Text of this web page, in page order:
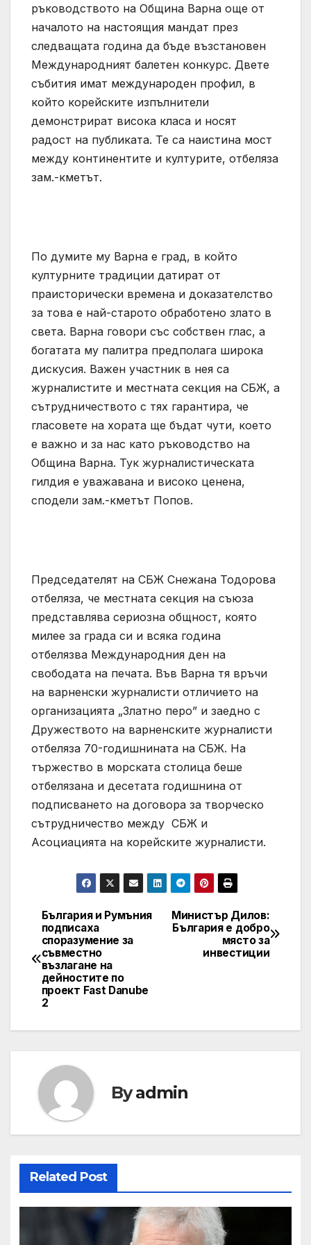
ръководството на Община Варна още от
началото на настоящия мандат през
следващата година да бъде възстановен
Международният балетен конкурс. Двете
събития имат международен профил, в
който корейските изпълнители
демонстрират висока класа и носят
радост на публиката. Те са наистина мост
между континентите и културите, отбеляза
зам.-кметът.
По думите му Варна е град, в който
културните традиции датират от
праисторически времена и доказателство
за това е най-старото обработено злато в
света. Варна говори със собствен глас, а
богатата му палитра предполага широка
дискусия. Важен участник в нея са
журналистите и местната секция на СБЖ, а
сътрудничеството с тях гарантира, че
гласовете на хората ще бъдат чути, което
е важно и за нас като ръководство на
Община Варна. Тук журналистическата
гилдия е уважавана и високо ценена,
сподели зам.-кметът Попов.
Председателят на СБЖ Снежана Тодорова
отбеляза, че местната секция на съюза
представлява сериозна общност, която
милее за града си и всяка година
отбелязва Международния ден на
свободата на печата. Във Варна тя връчи
на варненски журналисти отличието на
организацията „Златно перо” и заедно с
Дружеството на варненските журналисти
отбеляза 70-годишнината на СБЖ. На
тържество в морската столица беше
отбелязана и десетата годишнина от
подписването на договора за творческо
сътрудничество между СБЖ и
Асоциацията на корейските журналисти.
Post
navigation
Министър Дилов:
България е добро
място за
инвестиции
България и Румъния
подписаха
споразумение за
съвместно
възлагане на
дейностите по
проект Fast Danube
2
Byadmin
Related Post